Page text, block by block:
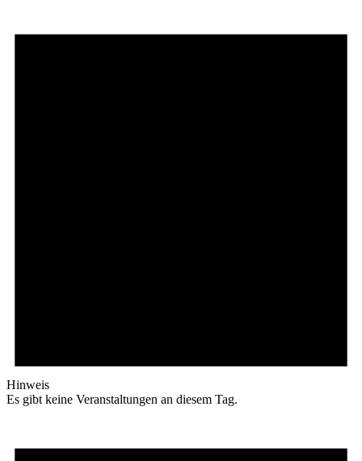
Hinweis
Es gibt keine Veranstaltungen an diesem Tag.